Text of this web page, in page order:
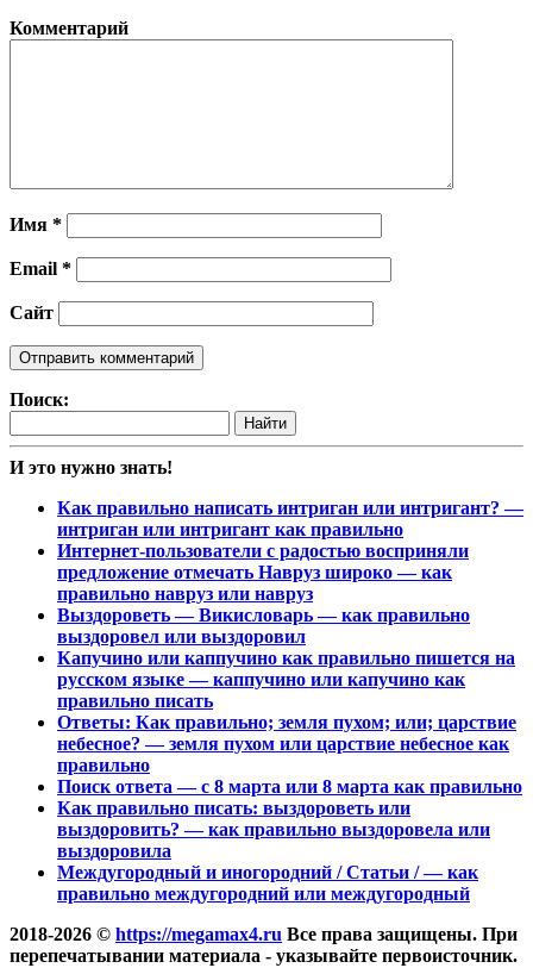
Комментарий
Имя *
Email *
Сайт
Поиск:
Найти
И это нужно знать!
Как правильно написать интриган или интригант? —
интриган или интригант как правильно
Интернет-пользователи с радостью восприняли
предложение отмечать Навруз широко — как
правильно навруз или навруз
Выздороветь — Викисловарь — как правильно
выздоровел или выздоровил
Капучино или каппучино как правильно пишется на
русском языке — каппучино или капучино как
правильно писать
Ответы: Как правильно; земля пухом; или; царствие
небесное? — земля пухом или царствие небесное как
правильно
Поиск ответа — с 8 марта или 8 марта как правильно
Как правильно писать: выздороветь или
выздоровить? — как правильно выздоровела или
выздоровила
Междугородный и иногородний / Статьи / — как
правильно междугородний или междугородный
2018-2026 © https://megamax4.ru Все права защищены. При
перепечатывании материала - указывайте первоисточник.